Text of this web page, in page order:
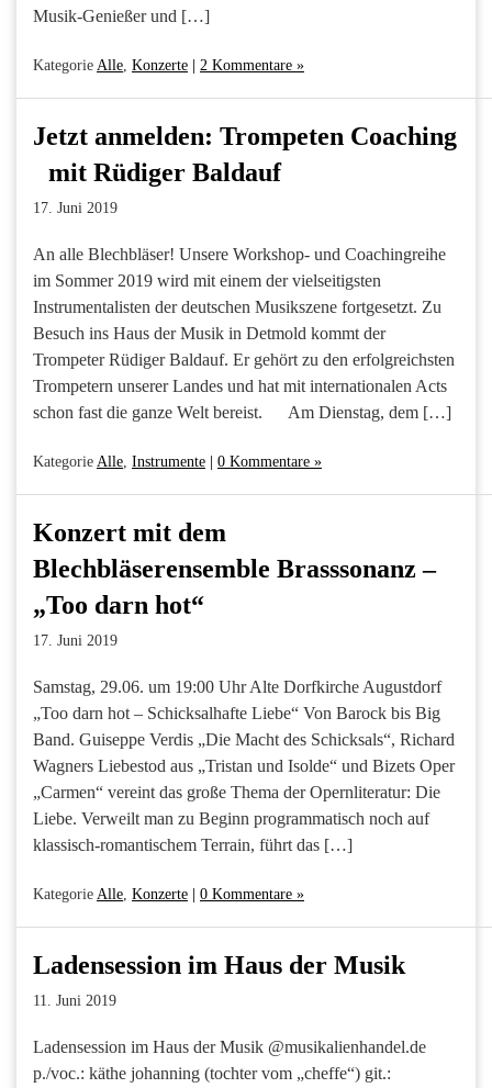
Musik-Genießer und […]
Kategorie Alle Konzerte 2 Kommentare »
Jetzt anmelden: Trompeten Coaching
mit Rüdiger Baldauf
17. Juni 2019
An alle Blechbläser! Unsere Workshop- und Coachingreihe
im Sommer 2019 wird mit einem der vielseitigsten
Instrumentalisten der deutschen Musikszene fortgesetzt. Zu
Besuch ins Haus der Musik in Detmold kommt der
Trompeter Rüdiger Baldauf. Er gehört zu den erfolgreichsten
Trompetern unserer Landes und hat mit internationalen Acts
schon fast die ganze Welt bereist. Am Dienstag, dem […]
Kategorie Alle Instrumente 0 Kommentare »
Konzert mit dem
Blechbläserensemble Brasssonanz –
„Too darn hot“
17. Juni 2019
Samstag, 29.06. um 19:00 Uhr Alte Dorfkirche Augustdorf
„Too darn hot – Schicksalhafte Liebe“ Von Barock bis Big
Band. Guiseppe Verdis „Die Macht des Schicksals“, Richard
Wagners Liebestod aus „Tristan und Isolde“ und Bizets Oper
„Carmen“ vereint das große Thema der Opernliteratur: Die
Liebe. Verweilt man zu Beginn programmatisch noch auf
klassisch-romantischem Terrain, führt das […]
Kategorie Alle Konzerte 0 Kommentare »
Ladensession im Haus der Musik
11. Juni 2019
Ladensession im Haus der Musik @musikalienhandel.de
p./voc.: käthe johanning (tochter vom „cheffe“) git.: